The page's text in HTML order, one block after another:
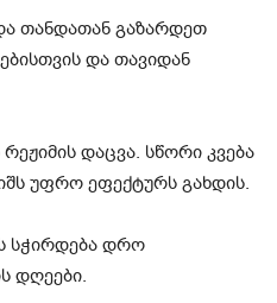
თანდათან გაზარდეთ
და თავიდან
დაცვა. სწორი კვება
უფრო ეფექტურს გახდის.
სჭირდება დრო
დღეები.